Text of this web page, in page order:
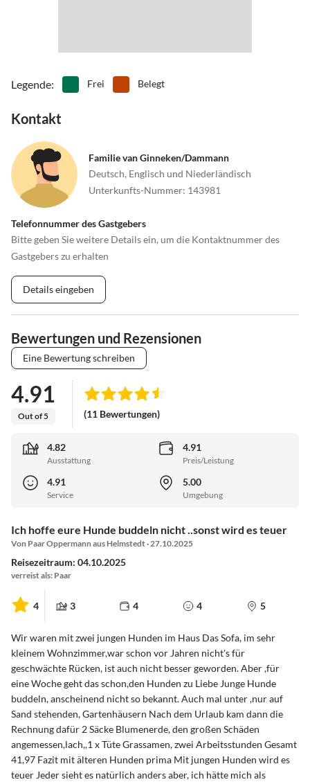
Legende: Frei Belegt
Kontakt
Familie van Ginneken/Dammann
Deutsch, Englisch und Niederländisch
Unterkunfts-Nummer: 143981
Telefonnummer des Gastgebers
Bitte geben Sie weitere Details ein, um die Kontaktnummer des
Gastgebers zu erhalten
Details eingeben
Bewertungen und Rezensionen
Eine Bewertung schreiben
4.91
Out of 5 (11 Bewertungen)
4.82
Ausstattung
4.91
Preis/Leistung
4.91
Service
5.00
Umgebung
Ich hoffe eure Hunde buddeln nicht ..sonst wird es teuer
Von Paar Oppermann aus Helmstedt · 27.10.2025
Reisezeitraum: 04.10.2025
verreist als: Paar
4 3 4 4 5
Wir waren mit zwei jungen Hunden im Haus Das Sofa, im sehr
kleinem Wohnzimmer,war schon vor Jahren nicht's für
geschwächte Rücken, ist auch nicht besser geworden. Aber ,für
eine Woche geht das schon,den Hunden zu Liebe Junge Hunde
buddeln, anscheinend nicht so bekannt. Auch mal unter ,nur auf
Sand stehenden, Gartenhäusern Nach dem Urlaub kam dann die
Rechnung dafür 2 Säcke Blumenerde, den großen Schäden
angemessen,lach,,1 x Tüte Grassamen, zwei Arbeitsstunden Gesamt
41,97 Fazit mit älteren Hunden prima Mit jungen Hunden wird es
teuer Jeder sieht es natürlich anders aber, ich hätte mich als